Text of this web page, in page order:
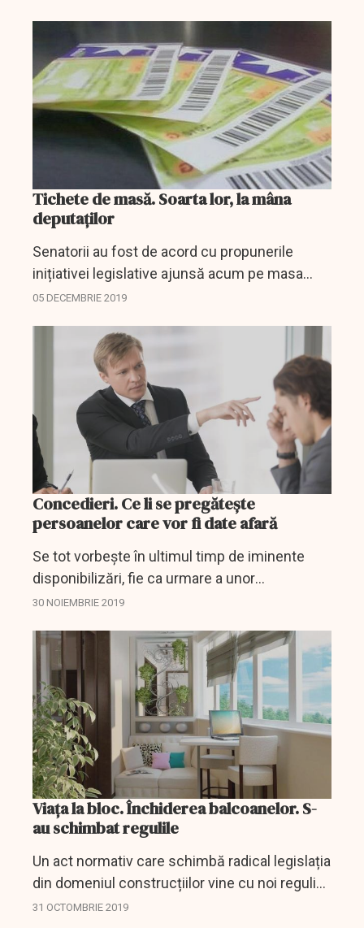
Tichete de masă. Soarta lor, la mâna
deputaților
Senatorii au fost de acord cu propunerile
inițiativei legislative ajunsă acum pe masa
deputaților și care prevede o majorare a valorii
05 DECEMBRIE 2019
Concedieri. Ce li se pregătește
persoanelor care vor fi date afară
Se tot vorbește în ultimul timp de iminente
disponibilizări, fie ca urmare a unor
reorganizări, fie pe fondul temerilor unei
european, apar primele...
30 NOIEMBRIE 2019
Viața la bloc. Închiderea balcoanelor. S-
au schimbat regulile
Un act normativ care schimbă radical legislația
din domeniul construcțiilor vine cu noi reguli
care se aplică începând de sâmbătă și care
31 OCTOMBRIE 2019